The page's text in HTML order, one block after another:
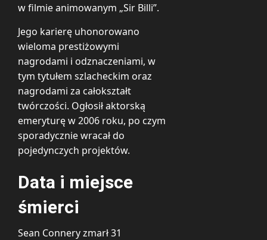
w filmie animowanym „Sir Billi”.
Jego karierę uhonorowano
wieloma prestiżowymi
nagrodami i odznaczeniami, w
tym tytułem szlacheckim oraz
nagrodami za całokształt
twórczości. Ogłosił aktorską
emeryturę w 2006 roku, po czym
sporadycznie wracał do
pojedynczych projektów.
Data i miejsce
śmierci
Sean Connery zmarł 31